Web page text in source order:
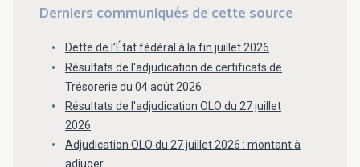
Derniers communiqués de cette source
Dette de l’État fédéral à la fin juillet 2026
Résultats de l'adjudication de certificats de
Trésorerie du 04 août 2026
Résultats de l'adjudication OLO du 27 juillet
2026
Adjudication OLO du 27 juillet 2026 : montant à
adjuger